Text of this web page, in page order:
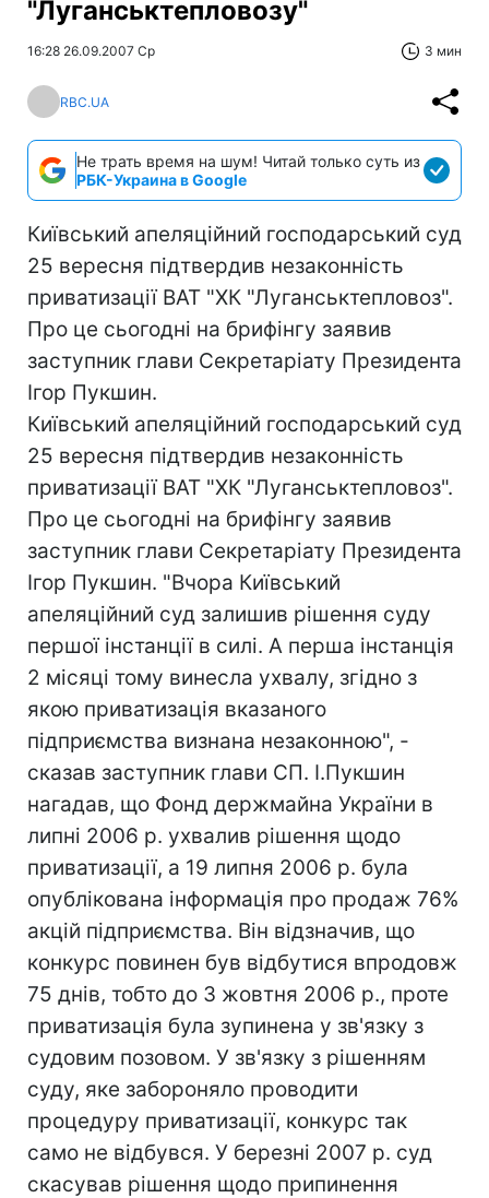
"Луганськтепловозу"
16:28 26.09.2007 Ср 3 мин
RBC.UA
Не трать время на шум! Читай только суть из
РБК-Украина в Google
Київський апеляційний господарський суд
25 вересня підтвердив незаконність
приватизації ВАТ "ХК "Луганськтепловоз".
Про це сьогодні на брифінгу заявив
заступник глави Секретаріату Президента
Ігор Пукшин.
Київський апеляційний господарський суд
25 вересня підтвердив незаконність
приватизації ВАТ "ХК "Луганськтепловоз".
Про це сьогодні на брифінгу заявив
заступник глави Секретаріату Президента
Ігор Пукшин. "Вчора Київський
апеляційний суд залишив рішення суду
першої інстанції в силі. А перша інстанція
2 місяці тому винесла ухвалу, згідно з
якою приватизація вказаного
підприємства визнана незаконною", -
сказав заступник глави СП. І.Пукшин
нагадав, що Фонд держмайна України в
липні 2006 р. ухвалив рішення щодо
приватизації, а 19 липня 2006 р. була
опублікована інформація про продаж 76%
акцій підприємства. Він відзначив, що
конкурс повинен був відбутися впродовж
75 днів, тобто до 3 жовтня 2006 р., проте
приватизація була зупинена у зв'язку з
судовим позовом. У зв'язку з рішенням
суду, яке забороняло проводити
процедуру приватизації, конкурс так
само не відбувся. У березні 2007 р. суд
скасував рішення щодо припинення